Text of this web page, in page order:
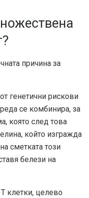
причина за
генетични рискови
се комбинира, за
която след това
който изгражда
сметката този
белези на
клетки, целево